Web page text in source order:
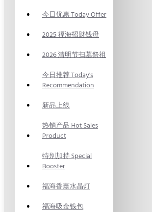
今日优惠 Today Offer
2025 福海招财钱母
2026 清明节扫墓祭祖
今日推荐 Today's
Recommendation
新品上线
热销产品 Hot Sales
Product
特别加持 Special
Booster
福海香薰水晶灯
福海吸金钱包